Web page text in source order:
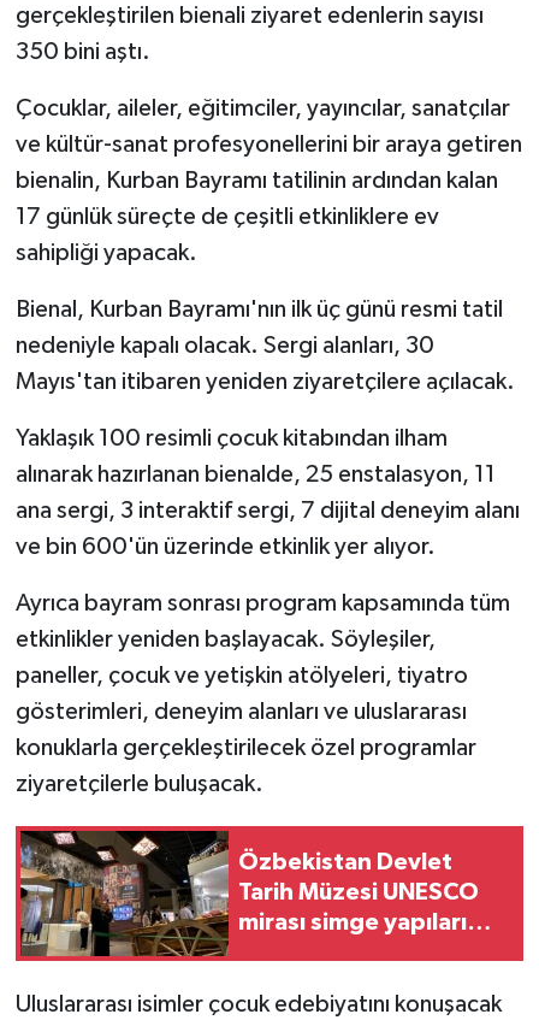
gerçekleştirilen bienali ziyaret edenlerin sayısı
350 bini aştı.
Çocuklar, aileler, eğitimciler, yayıncılar, sanatçılar
ve kültür-sanat profesyonellerini bir araya getiren
bienalin, Kurban Bayramı tatilinin ardından kalan
17 günlük süreçte de çeşitli etkinliklere ev
sahipliği yapacak.
Bienal, Kurban Bayramı'nın ilk üç günü resmi tatil
nedeniyle kapalı olacak. Sergi alanları, 30
Mayıs'tan itibaren yeniden ziyaretçilere açılacak.
Yaklaşık 100 resimli çocuk kitabından ilham
alınarak hazırlanan bienalde, 25 enstalasyon, 11
ana sergi, 3 interaktif sergi, 7 dijital deneyim alanı
ve bin 600'ün üzerinde etkinlik yer alıyor.
Ayrıca bayram sonrası program kapsamında tüm
etkinlikler yeniden başlayacak. Söyleşiler,
paneller, çocuk ve yetişkin atölyeleri, tiyatro
gösterimleri, deneyim alanları ve uluslararası
konuklarla gerçekleştirilecek özel programlar
ziyaretçilerle buluşacak.
Özbekistan Devlet
Tarih Müzesi UNESCO
mirası simge yapıları
Uluslararası isimler çocuk edebiyatını konuşacak